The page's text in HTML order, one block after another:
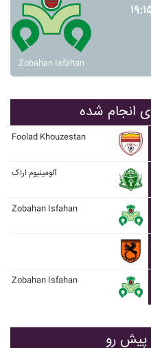
Zobahan Isfahan
انجام شده
Foolad Khouzestan
آلومينيوم اراک
Zobahan Isfahan
Zobahan Isfahan
پیش رو